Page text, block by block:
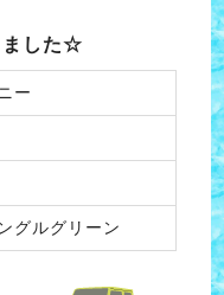
ました☆
ー
グルグリーン